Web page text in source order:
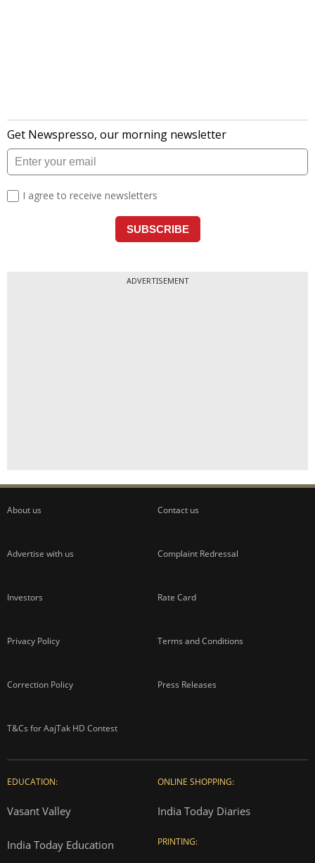
ADVERTISEMENT
About us Contact us
Advertise with us Complaint Redressal
Investors Rate Card
Privacy Policy Terms and Conditions
Correction Policy Press Releases
T&Cs for AajTak HD Contest
EDUCATION:
Vasant Valley
India Today Education
ONLINE SHOPPING:
India Today Diaries
PRINTING: